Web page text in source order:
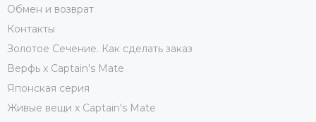
Обмен и возврат
Контакты
Золотое Сечение. Как сделать заказ
Верфь х Captain's Mate
Японская серия
Живые вещи х Captain's Mate